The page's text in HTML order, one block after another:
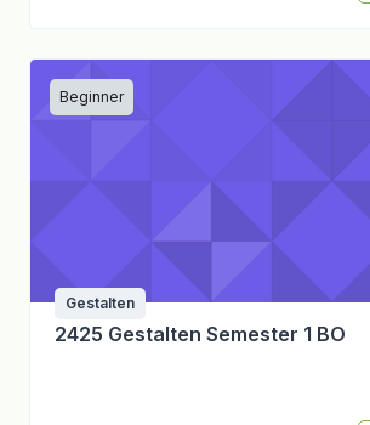
Beginner
Gestalten
2425 Gestalten Semester 1 BO